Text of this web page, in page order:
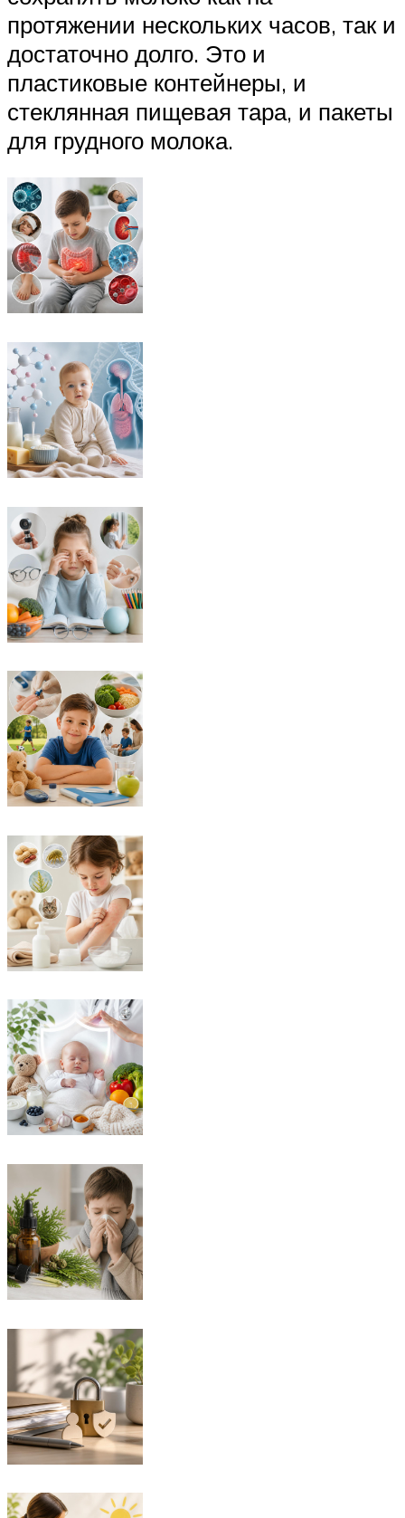
протяжении нескольких часов, так и
достаточно долго. Это и
пластиковые контейнеры, и
стеклянная пищевая тара, и пакеты
для грудного молока.